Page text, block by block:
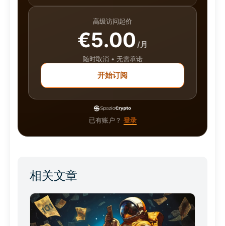
高级访问起价
€5.00/月
随时取消 • 无需承诺
开始订阅
已有账户？ 登录
相关文章